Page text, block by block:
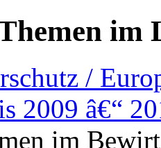
im
/
2009 â€“
im